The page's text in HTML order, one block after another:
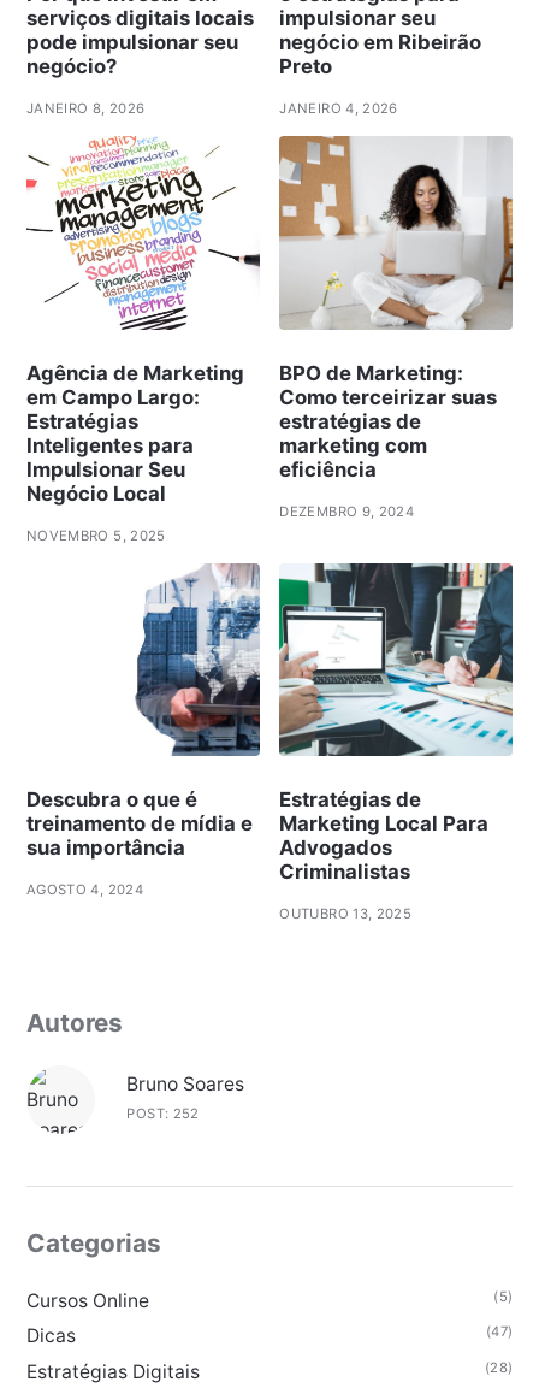
serviços digitais locais
pode impulsionar seu
negócio?
JANEIRO 8, 2026
impulsionar seu
negócio em Ribeirão
Preto
JANEIRO 4, 2026
Agência de Marketing
em Campo Largo:
Estratégias
Inteligentes para
Impulsionar Seu
Negócio Local
NOVEMBRO 5, 2025
BPO de Marketing:
Como terceirizar suas
estratégias de
marketing com
eficiência
DEZEMBRO 9, 2024
Descubra o que é
treinamento de mídia e
sua importância
AGOSTO 4, 2024
Estratégias de
Marketing Local Para
Advogados
Criminalistas
OUTUBRO 13, 2025
Autores
Bruno Soares
POST: 252
Categorias
Cursos Online (5)
Dicas (47)
Estratégias Digitais (28)